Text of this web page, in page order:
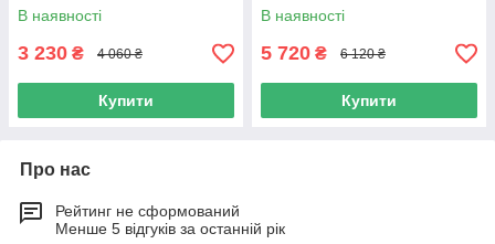
В наявності
3 230 ₴ 4 060 ₴
Купити
В наявності
5 720 ₴ 6 120 ₴
Купити
Про нас
Рейтинг не сформований
Менше 5 відгуків за останній рік